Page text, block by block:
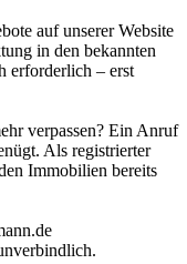
auf unserer Website
in den bekannten
erforderlich – erst
verpassen? Ein Anruf
Als registrierter
Immobilien bereits